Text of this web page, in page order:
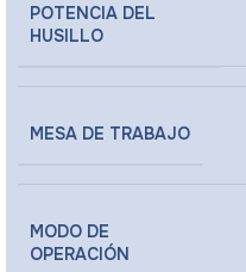
POTENCIA DEL
HUSILLO
MESA DE TRABAJO
MODO DE
OPERACIÓN